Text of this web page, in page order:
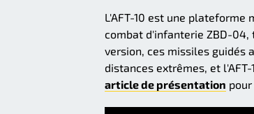
L'AFT-10 est une plateforme
combat d'infanterie ZBD-04,
version, ces missiles guidés
distances extrêmes, et
article de présentation